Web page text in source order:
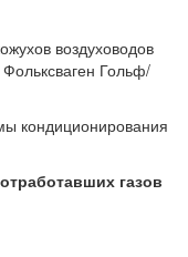
воздуховодов
Гольф/
кондиционирования
газов